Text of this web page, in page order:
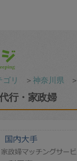
ゴリ ＞神奈川県 ＞
行・家政婦